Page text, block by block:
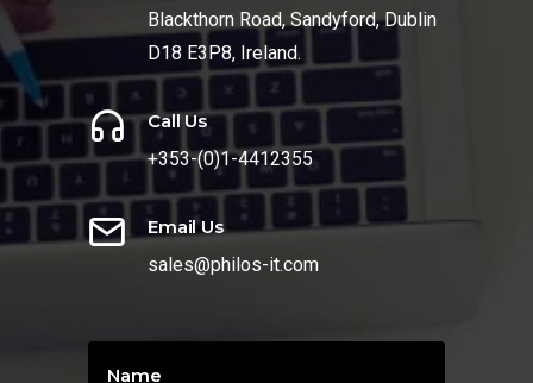
Blackthorn Road, Sandyford, Dublin
D18 E3P8, Ireland.
Call Us
+353-(0)1-4412355
Email Us
sales@philos-it.com